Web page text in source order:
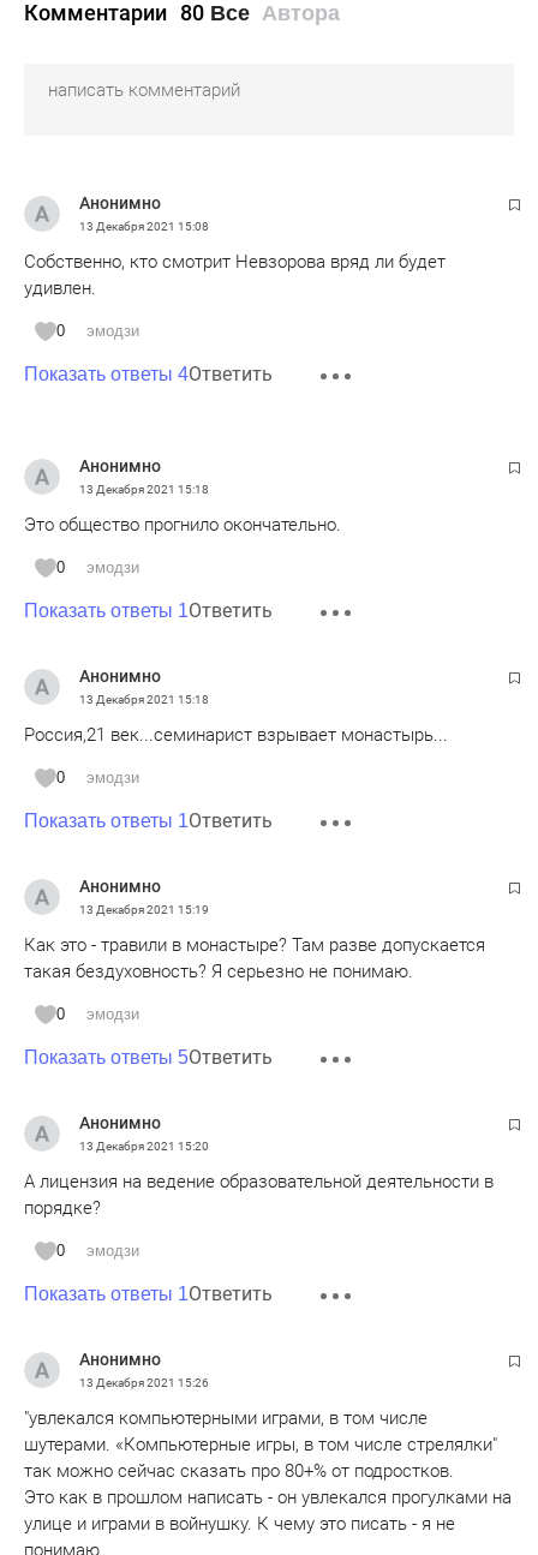
Комментарии 80 Все Автора
Анонимно
13 Декабря 2021 15:08
Собственно, кто смотрит Невзорова вряд ли будет
удивлен.
0 эмодзи
Показать ответы 4Ответить
Анонимно
13 Декабря 2021 15:18
Это общество прогнило окончательно.
0 эмодзи
Показать ответы 1Ответить
Анонимно
13 Декабря 2021 15:18
Россия,21 век...семинарист взрывает монастырь...
0 эмодзи
Показать ответы 1Ответить
Анонимно
13 Декабря 2021 15:19
Как это - травили в монастыре? Там разве допускается
такая бездуховность? Я серьезно не понимаю.
0 эмодзи
Показать ответы 5Ответить
Анонимно
13 Декабря 2021 15:20
А лицензия на ведение образовательной деятельности в
порядке?
0 эмодзи
Показать ответы 1Ответить
Анонимно
13 Декабря 2021 15:26
"увлекался компьютерными играми, в том числе
шутерами. «Компьютерные игры, в том числе стрелялки"
так можно сейчас сказать про 80+% от подростков.
Это как в прошлом написать - он увлекался прогулками на
улице и играми в войнушку. К чему это писать - я не
понимаю.